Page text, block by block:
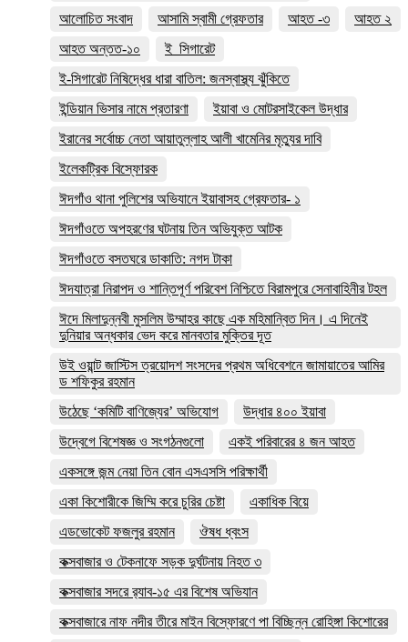
আলোচিত সংবাদ আসামি স্বামী গ্রেফতার আহত -৩
আহত ২
আহত অন্তত-১০
ই_সিগারেট
ই-সিগারেট নিষিদ্ধের ধারা বাতিল: জনস্বাস্থ্য ঝুঁকিতে
ইন্ডিয়ান ভিসার নামে প্রতারণা
ইয়াবা ও মোটরসাইকেল উদ্ধার
ইরানের সর্বোচ্চ নেতা আয়াতুল্লাহ আলী খামেনির মৃত্যুর দাবি
ইলেকট্রিক বিস্ফোরক
ঈদগাঁও থানা পুলিশের অভিযানে ইয়াবাসহ গ্রেফতার- ১
ঈদগাঁওতে অপহরণের ঘটনায় তিন অভিযুক্ত আটক
ঈদগাঁওতে বসতঘরে ডাকাতি: নগদ টাকা
ঈদযাত্রা নিরাপদ ও শান্তিপূর্ণ পরিবেশ নিশ্চিতে বিরামপুরে সেনাবাহিনীর টহল
ঈদে মিলাদুন্নবী মুসলিম উম্মাহর কাছে এক মহিমান্বিত দিন। এ দিনেই
দুনিয়ার অন্ধকার ভেদ করে মানবতার মুক্তির দূত
উই ওয়ান্ট জাস্টিস ত্রয়োদশ সংসদের প্রথম অধিবেশনে জামায়াতের আমির
ড শফিকুর রহমান
উঠেছে ‘কমিটি বাণিজ্যের’ অভিযোগ
উদ্ধার ৪০০ ইয়াবা
উদ্বেগে বিশেষজ্ঞ ও সংগঠনগুলো
একই পরিবারের ৪ জন আহত
একসঙ্গে জন্ম নেয়া তিন বোন এসএসসি পরিক্ষার্থী
একা কিশোরীকে জিম্মি করে চুরির চেষ্টা
একাধিক বিয়ে
এডভোকেট ফজলুর রহমান
ঔষধ ধ্বংস
কক্সবাজার ও টেকনাফে সড়ক দুর্ঘটনায় নিহত ৩
কক্সবাজার সদরে র‍্যাব-১৫ এর বিশেষ অভিযান
কক্সবাজারে নাফ নদীর তীরে মাইন বিস্ফোরণে পা বিচ্ছিন্ন রোহিঙ্গা কিশোরের